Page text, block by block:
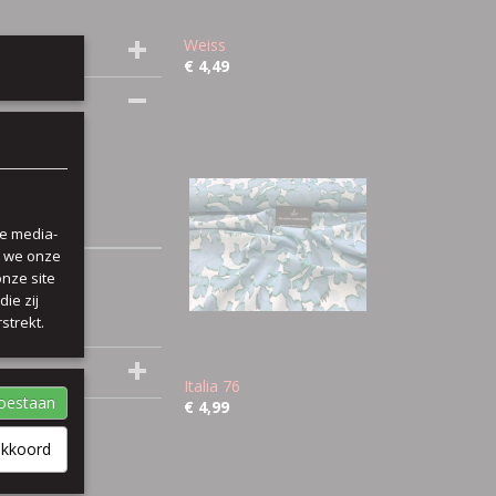
Weiss
€ 4,49
Italia 76
€ 4,99
media-
onze
site
zij